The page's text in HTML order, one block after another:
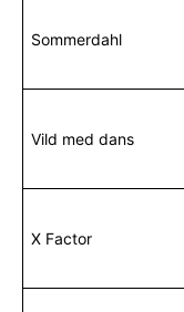
Sommerdahl
Vild med dans
X Factor